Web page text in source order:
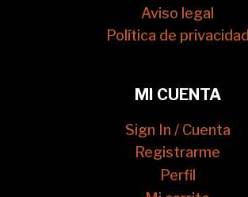
Aviso legal
Política de privacidad
MI CUENTA
Sign In / Cuenta
Registrarme
Perfil